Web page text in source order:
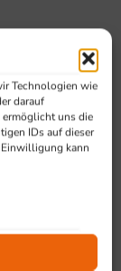
Technologien wie
darauf
uns die
IDs auf dieser
kann